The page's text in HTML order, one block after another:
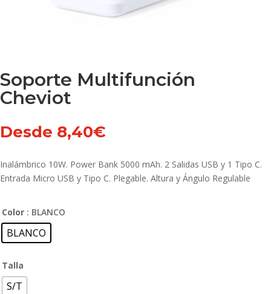
Soporte Multifunción
Cheviot
Desde 8,40€
Inalámbrico 10W. Power Bank 5000 mAh. 2 Salidas USB y 1 Tipo C.
Entrada Micro USB y Tipo C. Plegable. Altura y Ángulo Regulable
Color : BLANCO
BLANCO
Talla
S/T